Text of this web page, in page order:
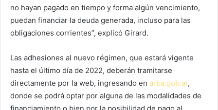
no hayan pagado en tiempo y forma algún vencimiento,
puedan financiar la deuda generada, incluso para las
obligaciones corrientes”, explicó Girard.
Las adhesiones al nuevo régimen, que estará vigente
hasta el último día de 2022, deberán tramitarse
directamente por la web, ingresando en arba.gob.ar,
donde se podrá optar por alguna de las modalidades de
financiamiento o bien por la posibilidad de pago al